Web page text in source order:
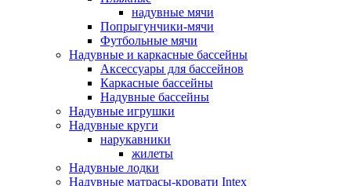
надувные мячи
Попрыгунчики-мячи
Футбольные мячи
Надувные и каркасные бассейны
Аксессуары для бассейнов
Каркасные бассейны
Надувные бассейны
Надувные игрушки
Надувные круги
нарукавники
жилеты
Надувные лодки
Надувные матрасы-кровати Intex